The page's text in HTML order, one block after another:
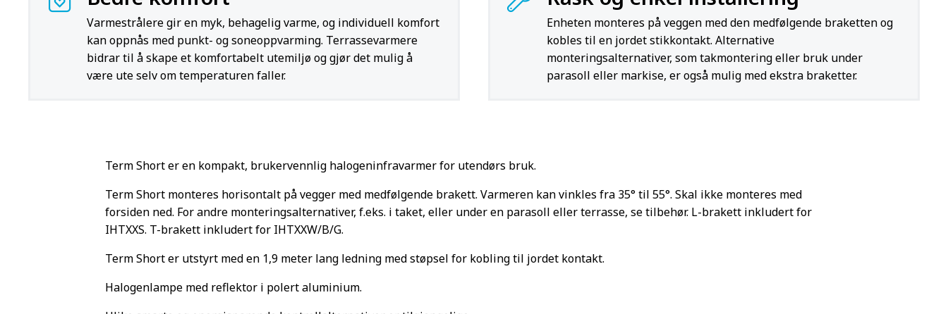
Varmestrålere gir en myk, behagelig varme, og individuell komfort
kan oppnås med punkt- og soneoppvarming. Terrassevarmere
bidrar til å skape et komfortabelt utemiljø og gjør det mulig å
være ute selv om temperaturen faller.
Enheten monteres på veggen med den medfølgende braketten og
kobles til en jordet stikkontakt. Alternative
monteringsalternativer, som takmontering eller bruk under
parasoll eller markise, er også mulig med ekstra braketter.
Term Short er en kompakt, brukervennlig halogeninfravarmer for utendørs bruk.
Term Short monteres horisontalt på vegger med medfølgende brakett. Varmeren kan vinkles fra 35° til 55°. Skal ikke monteres med
forsiden ned. For andre monteringsalternativer, f.eks. i taket, eller under en parasoll eller terrasse, se tilbehør. L-brakett inkludert for
IHTXXS. T-brakett inkludert for IHTXXW/B/G.
Term Short er utstyrt med en 1,9 meter lang ledning med støpsel for kobling til jordet kontakt.
Halogenlampe med reflektor i polert aluminium.